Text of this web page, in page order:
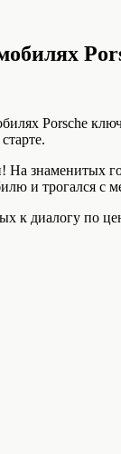
Porsche
знаменитых
и трогался с
к диалогу по